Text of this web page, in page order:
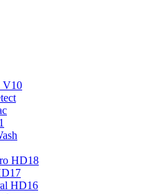
V10
HD18
HD16